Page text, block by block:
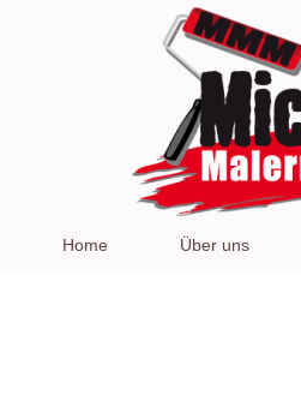
Home Über uns